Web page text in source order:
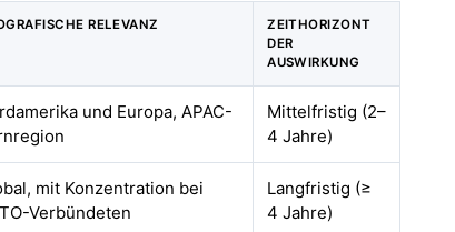
RELEVANZ
ZEITHORIZONT
DER
AUSWIRKUNG
und Europa, APAC-
Mittelfristig (2–
4 Jahre)
mit Konzentration bei
Verbündeten
Langfristig (≥
4 Jahre)